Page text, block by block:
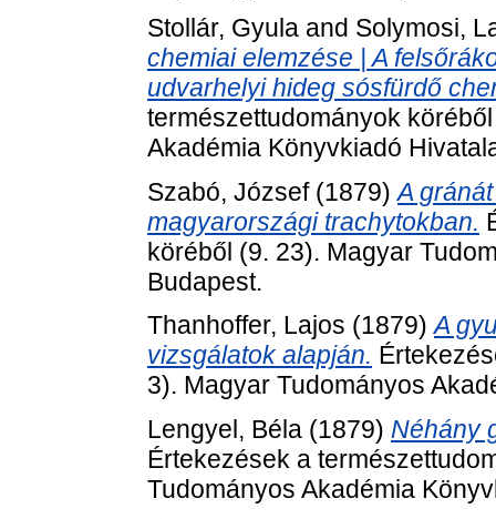
Stollár, Gyula and Solymosi,
chemiai elemzése | A
udvarhelyi hideg sósfürdő
természettudományok
Akadémia Könyvkiadó
Szabó, József(1879)A
magyarországi trachytokban.
köréből (9. 23). Magyar
Budapest.
Thanhoffer, Lajos (1879)A
vizsgálatok alapján.
3). Magyar Tudományos
Lengyel, Béla (1879) Néhány
Értekezések a
Tudományos Akadémia